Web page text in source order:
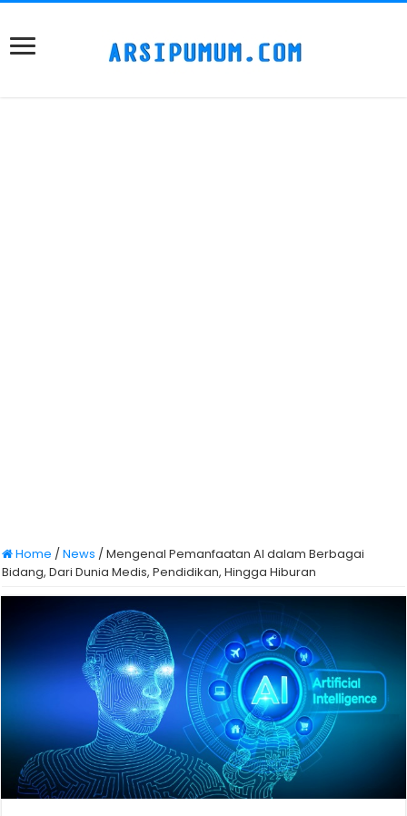
Home /News /Mengenal Pemanfaatan AI dalam Berbagai
Bidang, Dari Dunia Medis, Pendidikan, Hingga Hiburan